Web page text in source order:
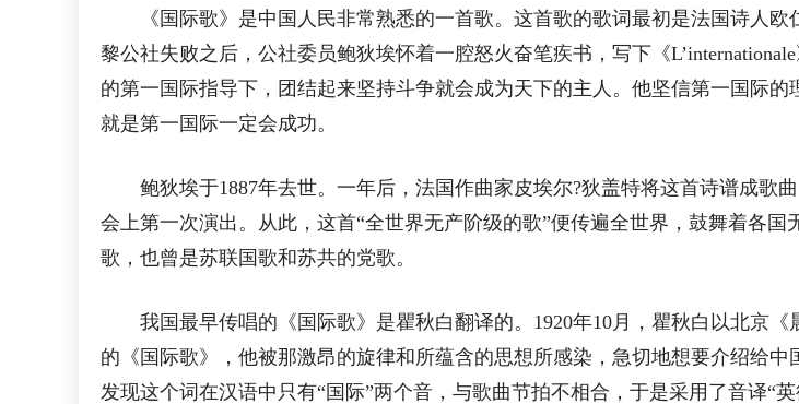
《国际歌》是中国人民非常熟悉的一首歌。这首歌的歌词最初是法国诗人
黎公社失败之后，公社委员鲍狄埃怀着一腔怒火奋笔疾书，写下《
的第一国际指导下，团结起来坚持斗争就会成为天下的主人。他坚信第一国际
就是第一国际一定会成功。
鲍狄埃于1887年去世。一年后，法国作曲家皮埃尔?狄盖特将这首诗谱成歌
会上第一次演出。从此，这首“全世界无产阶级的歌”便传遍全世界，鼓舞着各
歌，也曾是苏联国歌和苏共的党歌。
我国最早传唱的《国际歌》是瞿秋白翻译的。1920年10月，瞿秋白以北京《
的《国际歌》，他被那激昂的旋律和所蕴含的思想所感染，急切地想要介绍给中
发现这个词在汉语中只有“国际”两个音，与歌曲节拍不相合，于是采用了音译“